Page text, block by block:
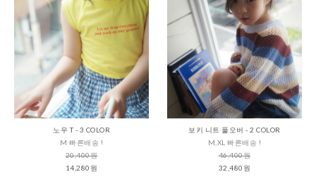
노우 T - 3 COLOR
M 빠른배송 !
20,400원
14,280원
보키 니트 풀오버 - 2 COLOR
M,XL 빠른배송 !
46,400원
32,480원